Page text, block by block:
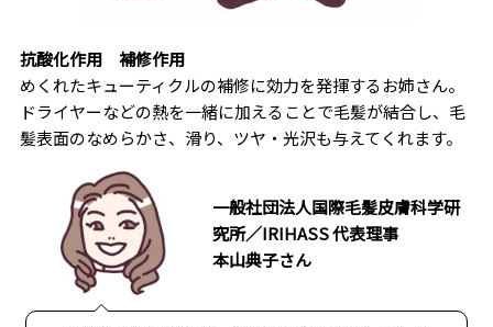
抗酸化作用
補修作用
めくれたキューティクルの補修に効力を発揮するお姉さん。
ドライヤーなどの熱を一緒に加えることで毛髪が結合し、毛
髪表面のなめらかさ、滑り、ツヤ・光沢も与えてくれます。
一般社団法人国際毛髪皮膚科学研
究所／IRIHASS 代表理事
本山典子さん